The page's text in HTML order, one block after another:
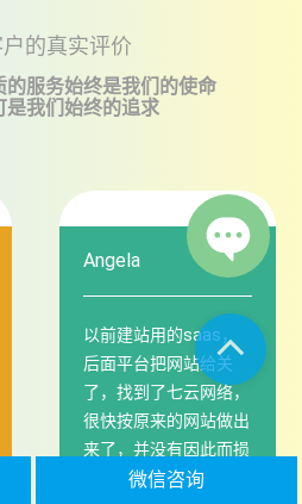
的真实评价
的服务始终是我们的使命
是我们始终的追求
Angela
以前建站用的saas，
后面平台把网站给关
了，找到了七云网络，
很快按原来的网站做出
来了，并没有因此而损
失客户订单。网站建成
微信咨询